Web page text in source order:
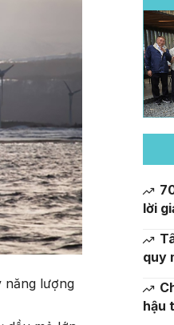
năng lượng
lời
quy
hậu